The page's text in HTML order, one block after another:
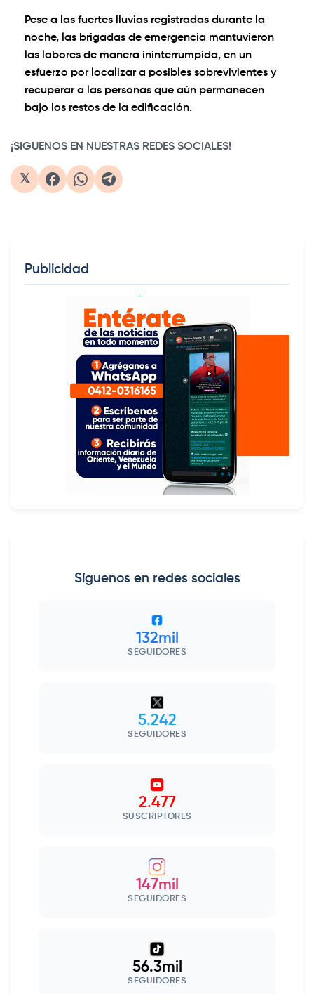
Pese a las fuertes lluvias registradas durante la
noche, las brigadas de emergencia mantuvieron
las labores de manera ininterrumpida, en un
esfuerzo por localizar a posibles sobrevivientes y
recuperar a las personas que aún permanecen
bajo los restos de la edificación.
¡SIGUENOS EN NUESTRAS REDES SOCIALES!
𝕏
Publicidad
Síguenos en redes sociales
132mil
SEGUIDORES
5.242
SEGUIDORES
2.477
SUSCRIPTORES
147mil
SEGUIDORES
56.3mil
SEGUIDORES